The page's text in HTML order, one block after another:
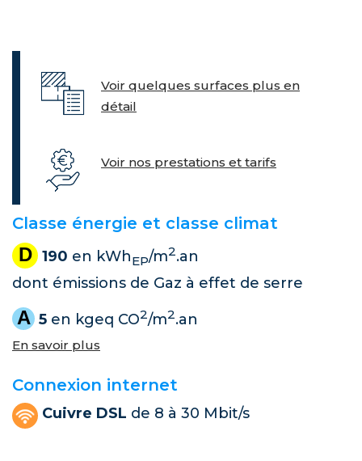
Voir quelques surfaces plus en
détail
Voir nos prestations et tarifs
Classe énergie et classe climat
D 190 en kWhEP/m2.an
dont émissions de Gaz à effet de serre
A 5 en kgeq CO2/m2.an
En savoir plus
Connexion internet
Cuivre DSL de 8 à 30 Mbit/s